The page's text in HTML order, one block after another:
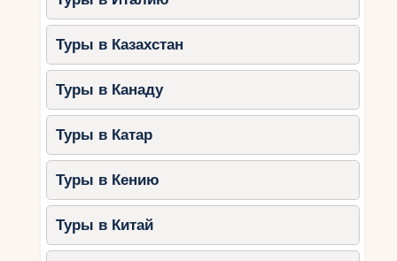
Туры в Казахстан
Туры в Канаду
Туры в Катар
Туры в Кению
Туры в Китай